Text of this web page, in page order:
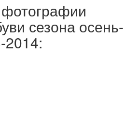
сезона осень-
2014: